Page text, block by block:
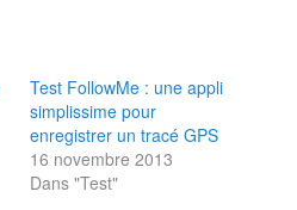
Test FollowMe : une appli
simplissime pour
enregistrer un tracé GPS
16 novembre 2013
Dans "Test"